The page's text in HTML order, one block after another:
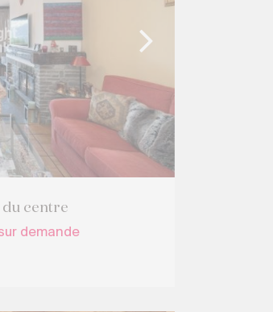
du centre
demande